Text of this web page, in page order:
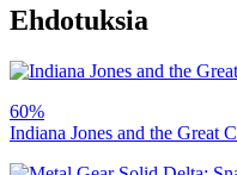
Ehdotuksia
60%
Indiana Jones and the Great